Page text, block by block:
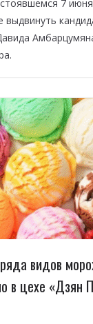
7
выдвинуть
видов
в цехе «Дзян